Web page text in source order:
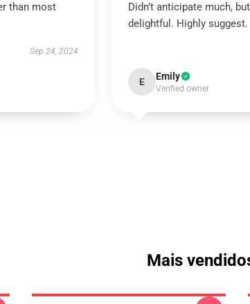
than most
Sep 24, 2024
Didn’t anticipate much,
delightful. Highly suggest.
E Emily
Verified owner
Mais